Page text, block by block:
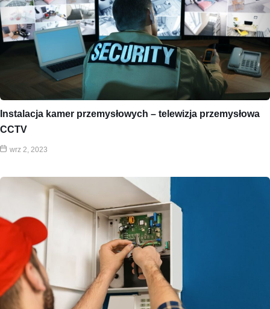
Instalacja kamer przemysłowych – telewizja przemysłowa
CCTV
wrz 2, 2023